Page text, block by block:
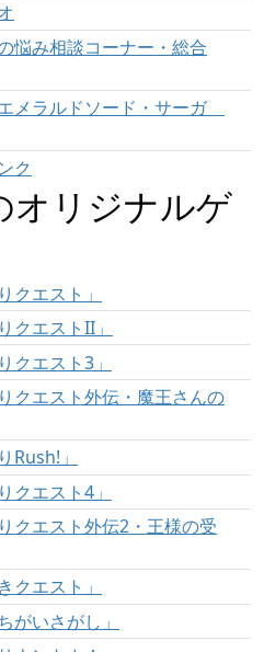
悩み相談コーナー・総合
メラルドソード・サーガ
ク
オリジナルゲ
クエスト」
クエストII」
クエスト3」
クエスト外伝・魔王さんの
Rush!」
クエスト4」
クエスト外伝2・王様の受
クエスト」
がいさがし」